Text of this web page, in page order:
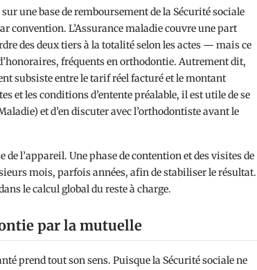
une base de remboursement de la Sécurité sociale
convention. L’Assurance maladie couvre une part
des deux tiers à la totalité selon les actes — mais ce
fréquents en orthodontie. Autrement dit,
subsiste entre le tarif réel facturé et le montant
et les conditions d’entente préalable, il est utile de se
et d’en discuter avec l’orthodontiste avant le
l’appareil. Une phase de contention et des visites de
mois, parfois années, afin de stabiliser le résultat.
le calcul global du reste à charge.
par la mutuelle
prend tout son sens. Puisque la Sécurité sociale ne